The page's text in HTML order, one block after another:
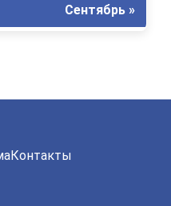
Сентябрь »
Контакты